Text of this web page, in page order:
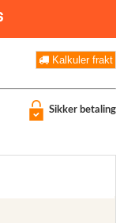
Kalkuler frakt
Sikker betaling